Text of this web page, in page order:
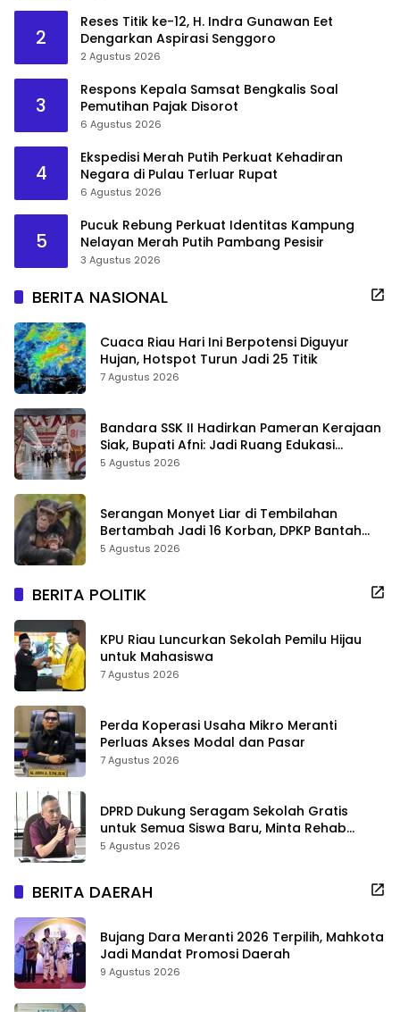
2
Reses Titik ke-12, H. Indra Gunawan Eet
Dengarkan Aspirasi Senggoro
2 Agustus 2026
3
Respons Kepala Samsat Bengkalis Soal
Pemutihan Pajak Disorot
6 Agustus 2026
4
Ekspedisi Merah Putih Perkuat Kehadiran
Negara di Pulau Terluar Rupat
6 Agustus 2026
5
Pucuk Rebung Perkuat Identitas Kampung
Nelayan Merah Putih Pambang Pesisir
3 Agustus 2026
BERITA NASIONAL
Cuaca Riau Hari Ini Berpotensi Diguyur
Hujan, Hotspot Turun Jadi 25 Titik
7 Agustus 2026
Bandara SSK II Hadirkan Pameran Kerajaan
Siak, Bupati Afni: Jadi Ruang Edukasi
Sejarah Riau
5 Agustus 2026
Serangan Monyet Liar di Tembilahan
Bertambah Jadi 16 Korban, DPKP Bantah
Video Gerombolan Viral
5 Agustus 2026
BERITA POLITIK
KPU Riau Luncurkan Sekolah Pemilu Hijau
untuk Mahasiswa
7 Agustus 2026
Perda Koperasi Usaha Mikro Meranti
Perluas Akses Modal dan Pasar
7 Agustus 2026
DPRD Dukung Seragam Sekolah Gratis
untuk Semua Siswa Baru, Minta Rehab
Sekolah Jangan Dikurangi
5 Agustus 2026
BERITA DAERAH
Bujang Dara Meranti 2026 Terpilih, Mahkota
Jadi Mandat Promosi Daerah
9 Agustus 2026